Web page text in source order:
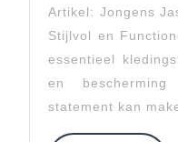
Artikel: Jongens
Stijlvol en
essentieel
en
statement kan